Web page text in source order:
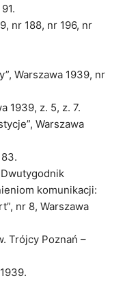
nr 188, nr 196, nr
Warszawa 1939, nr
1939, z. 5, z. 7.
Warszawa
komunikacji:
nr 8, Warszawa
Trójcy Poznań –